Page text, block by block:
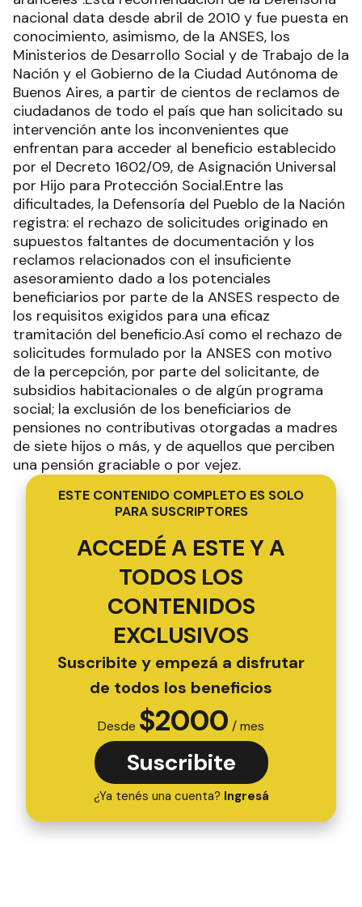
nacional data desde abril de 2010 y fue puesta en
conocimiento, asimismo, de la ANSES, los
Ministerios de Desarrollo Social y de Trabajo de la
Nación y el Gobierno de la Ciudad Autónoma de
Buenos Aires, a partir de cientos de reclamos de
ciudadanos de todo el país que han solicitado su
intervención ante los inconvenientes que
enfrentan para acceder al beneficio establecido
por el Decreto 1602/09, de Asignación Universal
por Hijo para Protección Social.Entre las
dificultades, la Defensoría del Pueblo de la Nación
registra: el rechazo de solicitudes originado en
supuestos faltantes de documentación y los
reclamos relacionados con el insuficiente
asesoramiento dado a los potenciales
beneficiarios por parte de la ANSES respecto de
los requisitos exigidos para una eficaz
tramitación del beneficio.Así como el rechazo de
solicitudes formulado por la ANSES con motivo
de la percepción, por parte del solicitante, de
subsidios habitacionales o de algún programa
social; la exclusión de los beneficiarios de
pensiones no contributivas otorgadas a madres
de siete hijos o más, y de aquellos que perciben
una pensión graciable o por vejez.
ESTE CONTENIDO COMPLETO ES SOLO
PARA SUSCRIPTORES
ACCEDÉ A ESTE Y A
TODOS LOS
CONTENIDOS
EXCLUSIVOS
Suscribite y empezá a disfrutar
de todos los beneficios
Desde $2000 / mes
Suscribite
¿Ya tenés una cuenta? Ingresá